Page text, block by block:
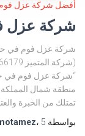
أفضل شركة عزل فوم بعنيزة
شركة عزل فوم
شركة عزل فوم في
“شركة عزل فوم في
منطقة شمال
تمتلك من الخبرة
بواسطة
، 5 أشهر